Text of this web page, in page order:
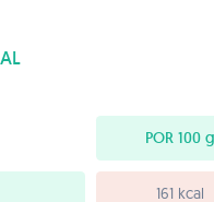
POR 100 g
161 kcal